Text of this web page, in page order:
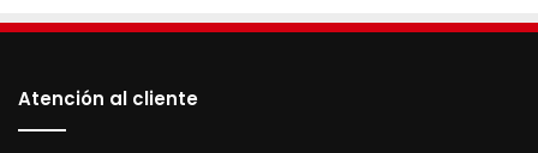
Atención al cliente